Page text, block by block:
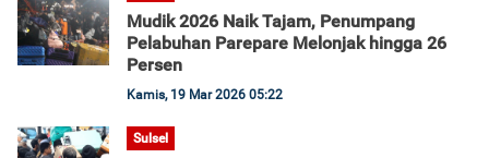
Mudik 2026 Naik Tajam, Penumpang
Pelabuhan Parepare Melonjak hingga 26
Persen
Kamis, 19 Mar 2026 05:22
Sulsel